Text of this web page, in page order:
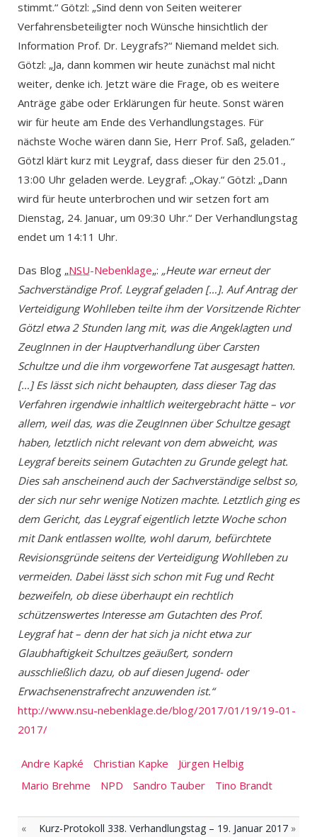
stimmt.“ Götzl: „Sind denn von Seiten weiterer
Verfahrensbeteiligter noch Wünsche hinsichtlich der
Information Prof. Dr. Leygrafs?“ Niemand meldet sich.
Götzl: „Ja, dann kommen wir heute zunächst mal nicht
weiter, denke ich. Jetzt wäre die Frage, ob es weitere
Anträge gäbe oder Erklärungen für heute. Sonst wären
wir für heute am Ende des Verhandlungstages. Für
nächste Woche wären dann Sie, Herr Prof. Saß, geladen.“
Götzl klärt kurz mit Leygraf, dass dieser für den 25.01.,
13:00 Uhr geladen werde. Leygraf: „Okay.“ Götzl: „Dann
wird für heute unterbrochen und wir setzen fort am
Dienstag, 24. Januar, um 09:30 Uhr.“ Der Verhandlungstag
endet um 14:11 Uhr.
Das Blog „NSU-Nebenklage„: „Heute war erneut der
Sachverständige Prof. Leygraf geladen […]. Auf Antrag der
Verteidigung Wohlleben teilte ihm der Vorsitzende Richter
Götzl etwa 2 Stunden lang mit, was die Angeklagten und
ZeugInnen in der Hauptverhandlung über Carsten
Schultze und die ihm vorgeworfene Tat ausgesagt hatten.
[…] Es lässt sich nicht behaupten, dass dieser Tag das
Verfahren irgendwie inhaltlich weitergebracht hätte – vor
allem, weil das, was die ZeugInnen über Schultze gesagt
haben, letztlich nicht relevant von dem abweicht, was
Leygraf bereits seinem Gutachten zu Grunde gelegt hat.
Dies sah anscheinend auch der Sachverständige selbst so,
der sich nur sehr wenige Notizen machte. Letztlich ging es
dem Gericht, das Leygraf eigentlich letzte Woche schon
mit Dank entlassen wollte, wohl darum, befürchtete
Revisionsgründe seitens der Verteidigung Wohlleben zu
vermeiden. Dabei lässt sich schon mit Fug und Recht
bezweifeln, ob diese überhaupt ein rechtlich
schützenswertes Interesse am Gutachten des Prof.
Leygraf hat – denn der hat sich ja nicht etwa zur
Glaubhaftigkeit Schultzes geäußert, sondern
ausschließlich dazu, ob auf diesen Jugend- oder
Erwachsenenstrafrecht anzuwenden ist.“
http://www.nsu-nebenklage.de/blog/2017/01/19/19-01-
2017/
Andre Kapké Christian Kapke
Jürgen Helbig
Mario Brehme
NPD Sandro Tauber Tino Brandt
Kurz-Protokoll 338. Verhandlungstag – 19. Januar 2017 »
«